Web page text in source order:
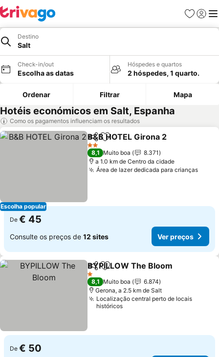
Favoritos
Iniciar
Destino
Salt
Check-in/out
Escolha as datas
Hóspedes e quartos
2 hóspedes, 1 quarto.
Ordenar Filtrar Mapa
Hotéis económicos em Salt, Espanha
Como os pagamentos influenciam os resultados
Escolha popular
PartilharAdicionar aos favoritos
B&B HOTEL Girona 2
2 Estrelas
8,1 Muito boa
8.371
a 1.0 km de Centro da cidade
Área de lazer dedicada para criançasVer
De € 45
Consulte os preços de 12 sites Ver preços
PartilharAdicionar aos favoritos
BYPILLOW The Bloom
1 Estrelas
8,1 Muito boa
6.874
Gerona, a 2.5 km de Salt
Localização central perto de locais
históricos
De € 50